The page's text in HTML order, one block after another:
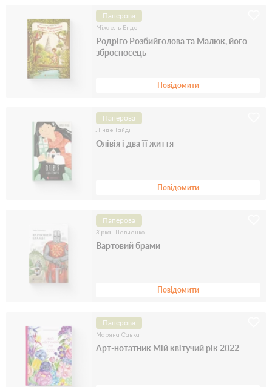
Паперова
Міхаель Енде
Родріго Розбийголова та Малюк, його
зброєносець
Повідомити
Паперова
Лінде Гайді
Олівія і два її життя
Повідомити
Паперова
Зірка Шевченко
Вартовий брами
Повідомити
Паперова
Мар'яна Савка
Арт-нотатник Мій квітучий рік 2022